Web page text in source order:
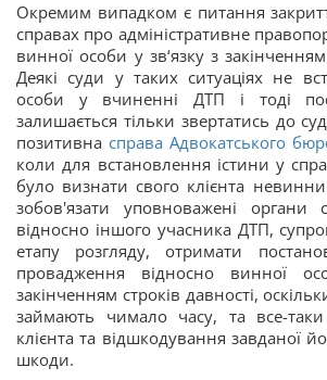
Окремим випадком є питання
справах про адміністративне
винної особи у зв‘язку з
Деякі суди у таких ситуаціях не
особи у вчиненні ДТП і тоді
залишається тільки звертатись до
позитивна справа Адвокатського
коли для встановлення істини у
було визнати свого клієнта
зобов'язати уповноважені органи
відносно іншого учасника ДТП,
етапу розгляду, отримати
провадження відносно винної
закінченням строків давності,
займають чимало часу, та все-таки
клієнта та відшкодування завданої
шкоди.